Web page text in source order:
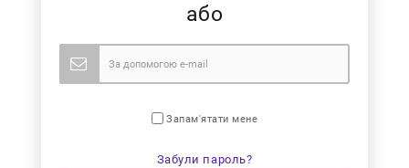
або
Запам'ятати мене
Забули пароль?